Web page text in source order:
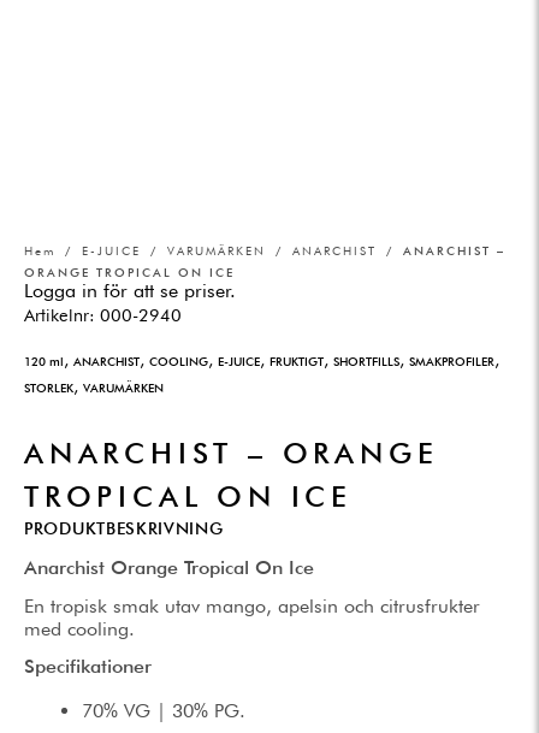
Hem / E-JUICE / VARUMÄRKEN / ANARCHIST
/ ANARCHIST –
ORANGE TROPICAL ON ICE
Logga in för att se priser.
Artikelnr: 000-2940
120 ml , ANARCHIST, COOLING, E-JUICE, FRUKTIGT, SHORTFILLS, SMAKPROFILER ,
STORLEK, VARUMÄRKEN
ANARCHIST – ORANGE
TROPICAL ON ICE
PRODUKTBESKRIVNING
Anarchist Orange Tropical On Ice
En tropisk smak utav mango, apelsin och citrusfrukter
med cooling.
Specifikationer
70% VG | 30% PG.